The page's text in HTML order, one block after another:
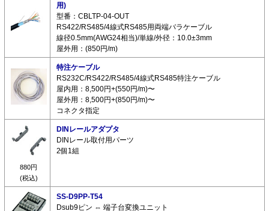
用)
型番：CBLTP-04-OUT
RS422/RS485/4線式RS485用両端バラケーブル
線径0.5mm(AWG24相当)/単線/外径：10.0±3mm
屋外用：(850円/m)
特注ケーブル
RS232C/RS422/RS485/4線式RS485特注ケーブル
屋内用：8,500円+(550円/m)〜
屋外用：8,500円+(850円/m)〜
コネクタ指定
880円
(税込)
DINレールアダプタ
DINレール取付用パーツ
2個1組
SS-D9PP-T54
Dsub9ピン ⇔ 端子台変換ユニット